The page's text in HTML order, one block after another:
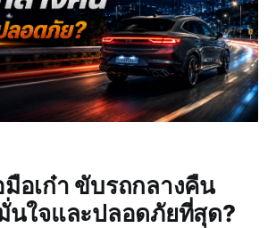
อเก๋า ขับรถกลางคืน
นใจและปลอดภัยที่สุด?